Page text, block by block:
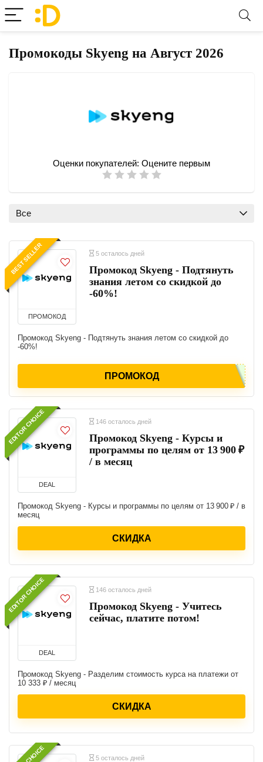
Промокоды Skyeng на Август 2026
Оценки покупателей: Оцените первым
Все
BEST SELLER
ПРОМОКОД
5 осталось дней
Промокод Skyeng - Подтянуть
знания летом со скидкой до
-60%!
Промокод Skyeng - Подтянуть знания летом со скидкой до
-60%!
ПРОМОКОД
EDITOR CHOICE
DEAL
146 осталось дней
Промокод Skyeng - Курсы и
программы по целям от 13 900 ₽
/ в месяц
Промокод Skyeng - Курсы и программы по целям от 13 900 ₽ / в
месяц
СКИДКА
EDITOR CHOICE
DEAL
146 осталось дней
Промокод Skyeng - Учитесь
сейчас, платите потом!
Промокод Skyeng - Разделим стоимость курса на платежи от
10 333 ₽ / месяц
СКИДКА
5 осталось дней